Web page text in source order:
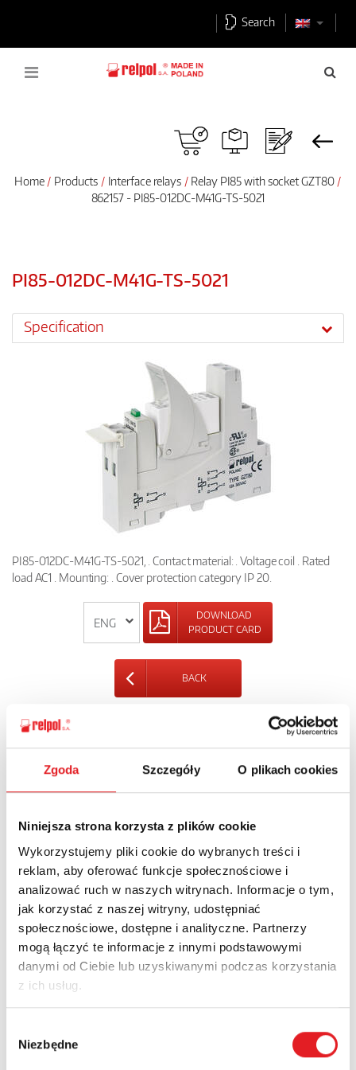
Zgoda Szczegóły O plikach cookies
Niniejsza strona korzysta z plików cookie
Wykorzystujemy pliki cookie do wybranych treści i
reklam, aby oferować funkcje społecznościowe i
analizować ruch w naszych witrynach. Informacje o tym,
jak korzystać z naszej witryny, udostępniać
społecznościowe, dostępne i analityczne. Partnerzy
mogą łączyć te informacje z innymi podstawowymi
danymi od Ciebie lub uzyskiwanymi podczas korzystania
z ich usług.
zgody
Niezbędne
Search
Home Products Interface relays
Relay PI85 with socket GZT80
862157 - PI85-012DC-M41G-TS-5021
PI85-012DC-M41G-TS-5021
Specification
PI85-012DC-M41G-TS-5021, . Contact material: . Voltage coil . Rated
load AC1 . Mounting: . Cover protection category IP 20.
DOWNLOAD
PRODUCT CARD
BACK
Ask for the details of the offer
Email: *
Company: